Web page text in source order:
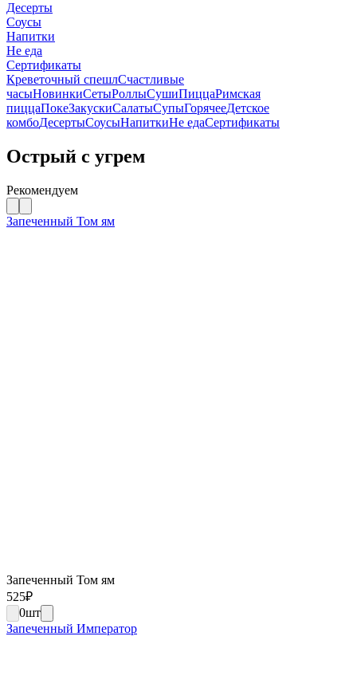
Десерты
Соусы
Напитки
Не еда
Сертификаты
Креветочный спешлСчастливые
часыНовинкиСетыРоллыСушиПиццаРимская
пиццаПокеЗакускиСалатыСупыГорячееДетское
комбоДесертыСоусыНапиткиНе едаСертификаты
Острый с угрем
Рекомендуем
Запеченный Том ям
Запеченный Том ям
525₽
0шт
Запеченный Император